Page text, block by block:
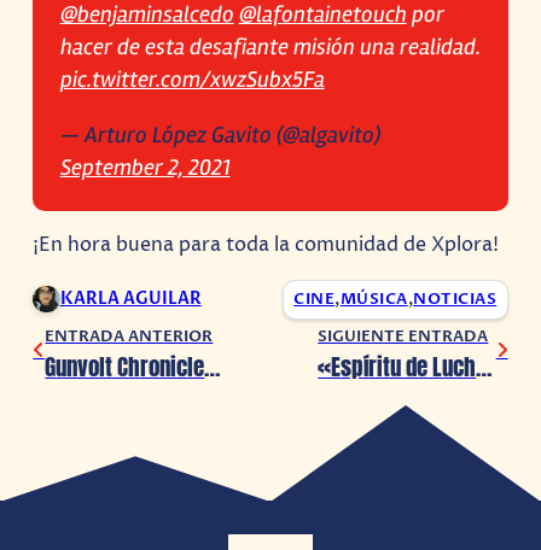
@benjaminsalcedo @lafontainetouch por
hacer de esta desafiante misión una realidad.
pic.twitter.com/xwzSubx5Fa
— Arturo López Gavito (@algavito)
September 2, 2021
¡En hora buena para toda la comunidad de Xplora!
KARLA AGUILAR CINE,MÚSICA,NOTICIAS
ENTRADA ANTERIOR
Gunvolt Chronicles: Luminous Avenger iX 2 se lanzará el 27 de enero para PC y Consolas
SIGUIENTE ENTRADA
«Espíritu de Lucha» ya está disponible para su descarga digital